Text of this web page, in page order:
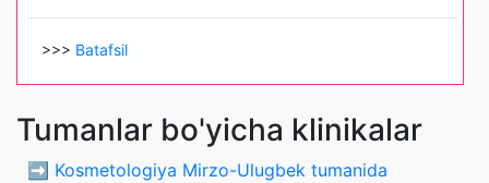
>>> Batafsil
Tumanlar bo'yicha klinikalar
➡️ Kosmetologiya Mirzo-Ulugbek tumanida